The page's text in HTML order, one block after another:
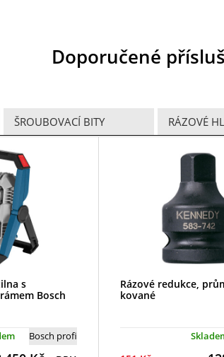
Doporučené
ŠROUBOVACÍ BITY RÁZOVÉ
s
Bosch
Bosch profi
Rázové redukce,
kované